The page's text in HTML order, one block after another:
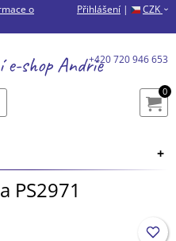
Přihlášení | CZK ›
o
e-shopAndrie
0
+420 720 946 653
PS2971